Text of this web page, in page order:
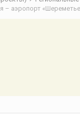
– аэропорт